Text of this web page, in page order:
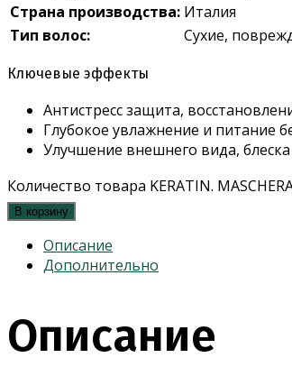
Страна производства: Италия
Тип волос:
Сухие,
Ключевые эффекты
Антистресс защита,
Глубокое увлажнение и питание
Улучшение внешнего вида,
Количество товара KERATIN.
В корзину
Описание
Дополнительно
Описание